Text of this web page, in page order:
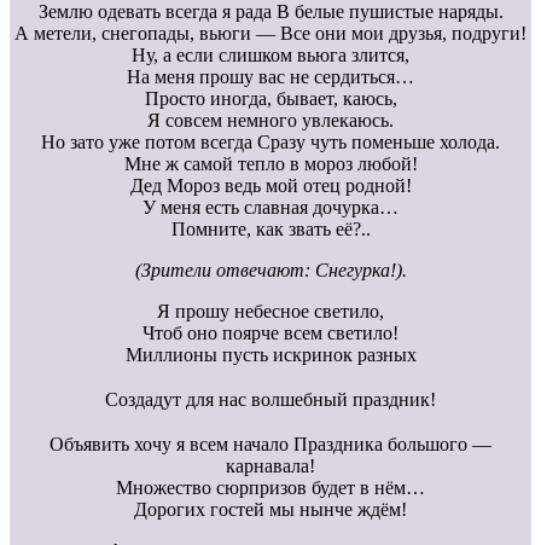
Землю одевать всегда я рада В белые пушистые наряды.
А метели, снегопады, вьюги — Все они мои друзья, подруги!
Ну, а если слишком вьюга злится,
На меня прошу вас не сердиться…
Просто иногда, бывает, каюсь,
Я совсем немного увлекаюсь.
Но зато уже потом всегда Сразу чуть поменьше холода.
Мне ж самой тепло в мороз любой!
Дед Мороз ведь мой отец родной!
У меня есть славная дочурка…
Помните, как звать её?..
(Зрители отвечают: Снегурка!).
Я прошу небесное светило,
Чтоб оно поярче всем светило!
Миллионы пусть искринок разных
Создадут для нас волшебный праздник!
Объявить хочу я всем начало Праздника большого —
карнавала!
Множество сюрпризов будет в нём…
Дорогих гостей мы нынче ждём!